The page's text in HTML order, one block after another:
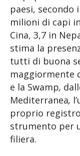
paesi, secondo
milioni di capi
Cina, 3,7 in
stima la
tutti di buona
maggiormente
e la Swamp,
Mediterranea,
proprio
strumento per
filiera.